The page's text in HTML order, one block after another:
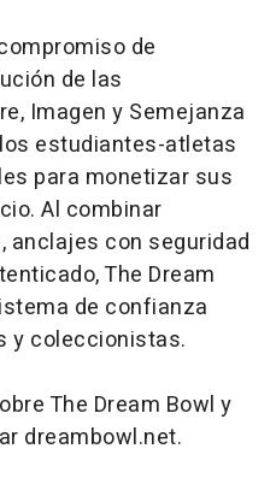
de
de las
Imagen y Semejanza
estudiantes-atletas
para monetizar sus
Al combinar
, anclajes con seguridad
The Dream
de confianza
y coleccionistas.
The Dream Bowl y
dreambowl.net.